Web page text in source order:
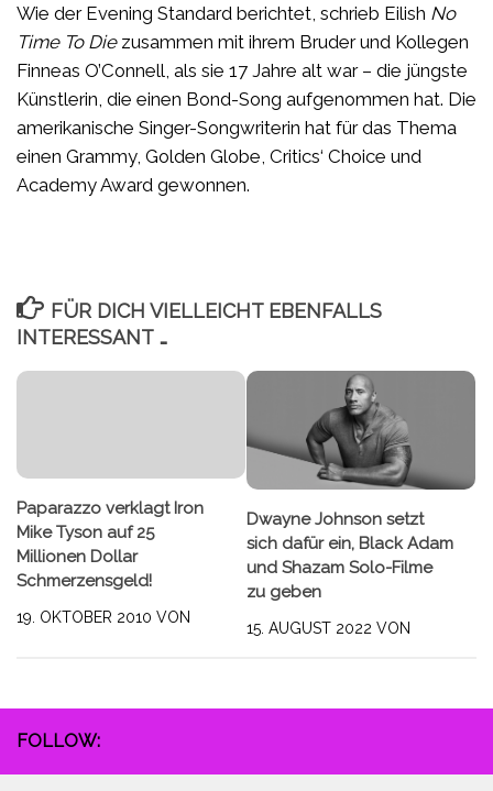
Wie der Evening Standard berichtet, schrieb Eilish No
Time To Diezusammen mit ihrem Bruder und Kollegen
Finneas O’Connell, als sie 17 Jahre alt war – die jüngste
Künstlerin, die einen Bond-Song aufgenommen hat. Die
amerikanische Singer-Songwriterin hat für das Thema
einen Grammy, Golden Globe, Critics‘ Choice und
Academy Award gewonnen.
FÜR DICH VIELLEICHT EBENFALLS
INTERESSANT …
Paparazzo verklagt Iron
Mike Tyson auf 25
Millionen Dollar
Schmerzensgeld!
19. OKTOBER 2010 VON
Dwayne Johnson setzt
sich dafür ein, Black Adam
und Shazam Solo-Filme
zu geben
15. AUGUST 2022 VON
FOLLOW: